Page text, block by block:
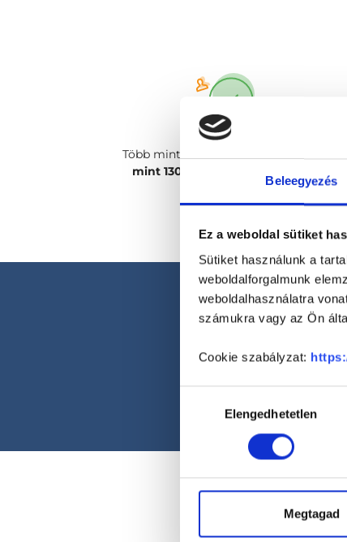
Beleegyezés
Ez a weboldal sütiket
Sütiket használunk a
weboldalforgalmunk
weboldalhasználatra
számukra vagy az Ön
Cookie szabályzat:
kiválasztásaElengedhetetlen
Megtagad
Több mint
mint 130 szakterületen